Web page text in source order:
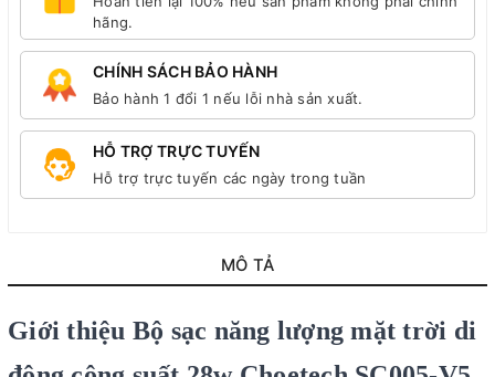
hãng.
CHÍNH SÁCH BẢO HÀNH
Bảo hành 1 đổi 1 nếu lỗi nhà sản xuất.
HỖ TRỢ TRỰC TUYẾN
Hỗ trợ trực tuyến các ngày trong tuần
MÔ TẢ
Giới thiệu Bộ sạc năng lượng mặt trời di